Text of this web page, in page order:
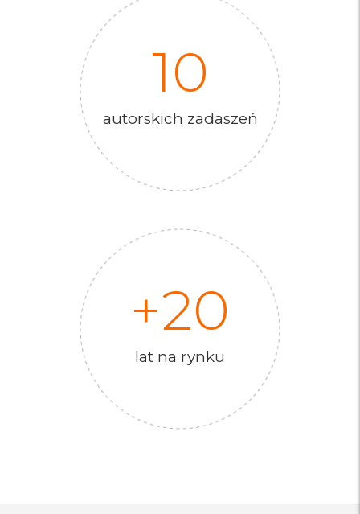
autorskich zadaszeń​
10
lat na rynku​
+20